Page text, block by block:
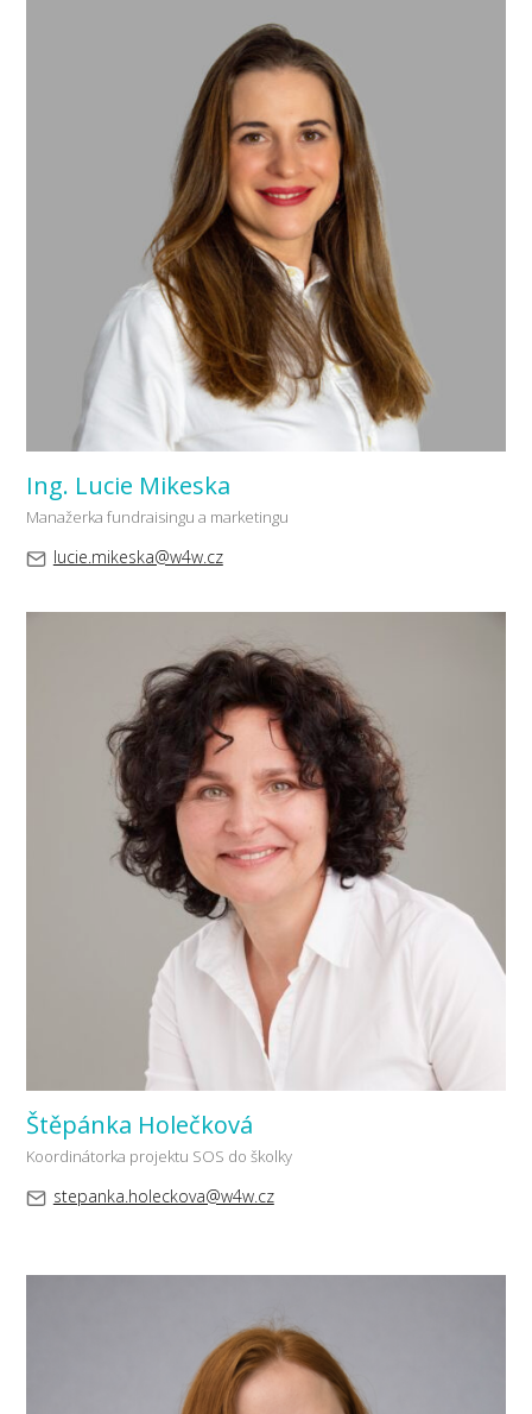
Ing. Lucie Mikeska
Manažerka fundraisingu a marketingu
lucie.mikeska@w4w.cz
Štěpánka Holečková
Koordinátorka projektu SOS do školky
stepanka.holeckova@w4w.cz